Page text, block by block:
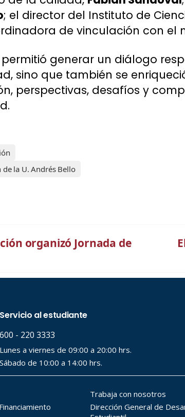
; el director del Instituto de
de vinculación con el
generar un diálogo
sino que también se
perspectivas, desafíos y
de la U. Andrés Bello
organizó Jornada de